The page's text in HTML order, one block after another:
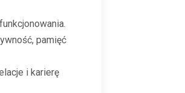
pamięć
i karierę